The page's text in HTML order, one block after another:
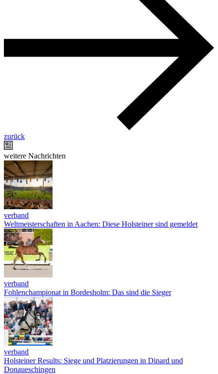
zurück
weitere Nachrichten
verband
Weltmeisterschaften in Aachen: Diese Holsteiner sind gemeldet
verband
Fohlenchampionat in Bordesholm: Das sind die Sieger
verband
Holsteiner Results: Siege und Platzierungen in Dinard und
Donaueschingen